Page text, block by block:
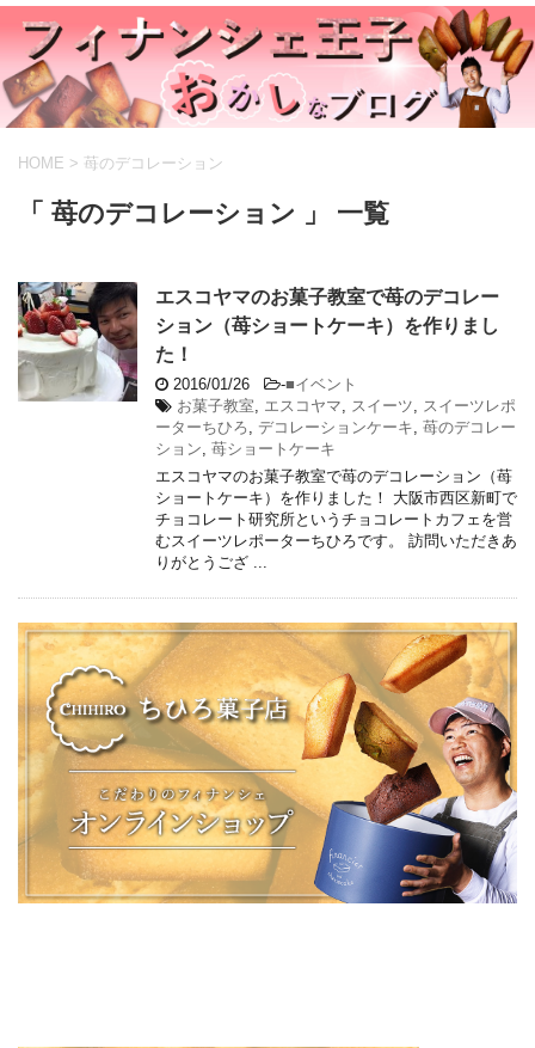
HOME > 苺のデコレーション
「 苺のデコレーション 」 一覧
エスコヤマのお菓子教室で苺のデコレー
ション（苺ショートケーキ）を作りまし
た！
2016/01/26 -■イベント
お菓子教室
エスコヤマ スイーツ
スイーツレポ
ーターちひろ
デコレーションケーキ 苺のデコレー
ション 苺ショートケーキ
エスコヤマのお菓子教室で苺のデコレーション（苺
ショートケーキ）を作りました！ 大阪市西区新町で
チョコレート研究所というチョコレートカフェを営
むスイーツレポーターちひろです。 訪問いただきあ
りがとうござ ...